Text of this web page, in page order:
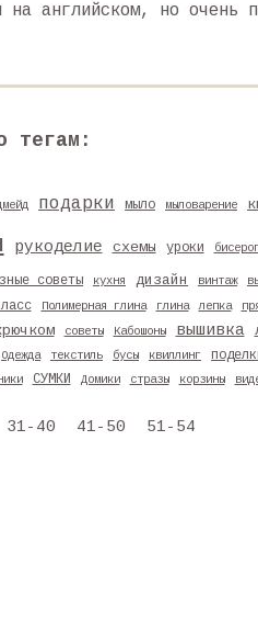
английском, но очень
тегам:
подарки мыло мыловарение
рукоделие схемы уроки
советы кухня дизайн винтаж
Полимерная глина глина лепка
советы Кабошоны вышивка
Одежда текстиль бусы квиллинг
СУМКИ Домики стразы корзины
31-40 41-50 51-54